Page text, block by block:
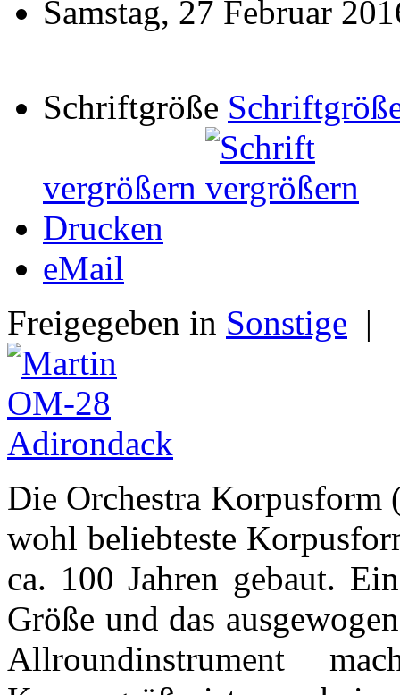
Samstag, 27 Februar
Schriftgröße
vergrößern
Drucken
eMail
Freigegeben in Sonstige |
Die Orchestra
wohl beliebteste
ca. 100 Jahren gebaut.
Größe und das
Allroundinstrument